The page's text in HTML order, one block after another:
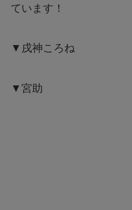
ています！
▼戌神ころね
▼宮助